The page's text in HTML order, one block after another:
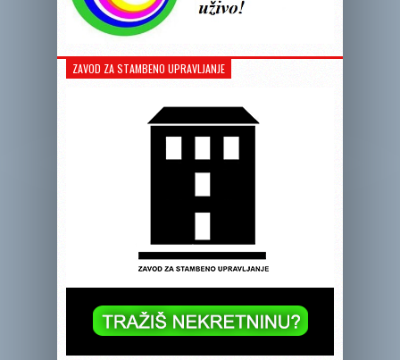
ZAVOD ZA STAMBENO UPRAVLJANJE